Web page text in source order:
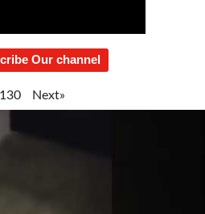
Our channel
130 Next»